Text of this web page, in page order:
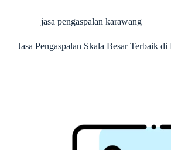
jasa pengaspalan karawang
Jasa Pengaspalan Skala Besar Terbaik